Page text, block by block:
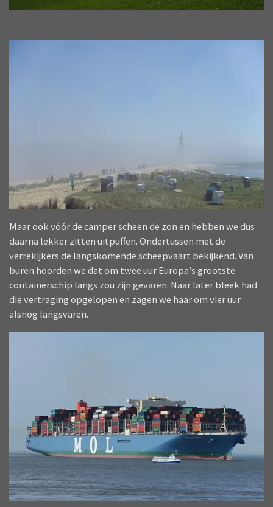
Maar ook vóór de camper scheen de zon en hebben we dus
daarna lekker zitten uitpuffen. Ondertussen met de
verrekijkers de langskomende scheepvaart bekijkend. Van
buren hoorden we dat om twee uur Europa’s grootste
containerschip langs zou zijn gevaren. Naar later bleek had
die vertraging opgelopen en zagen we haar om vier uur
alsnog langsvaren.